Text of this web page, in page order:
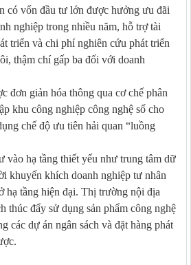
có vốn đầu tư lớn được hưởng ưu đãi
nghiệp trong nhiều năm, hỗ trợ tài
triển và chi phí nghiên cứu phát triển
thậm chí gấp ba đối với doanh
đơn giản hóa thông qua cơ chế phân
khu công nghiệp công nghệ số cho
chế độ ưu tiên hải quan “luồng
vào hạ tầng thiết yếu như trung tâm dữ
khuyến khích doanh nghiệp tư nhân
hạ tầng hiện đại. Thị trường nội địa
thúc đẩy sử dụng sản phẩm công nghệ
các dự án ngân sách và đặt hàng phát